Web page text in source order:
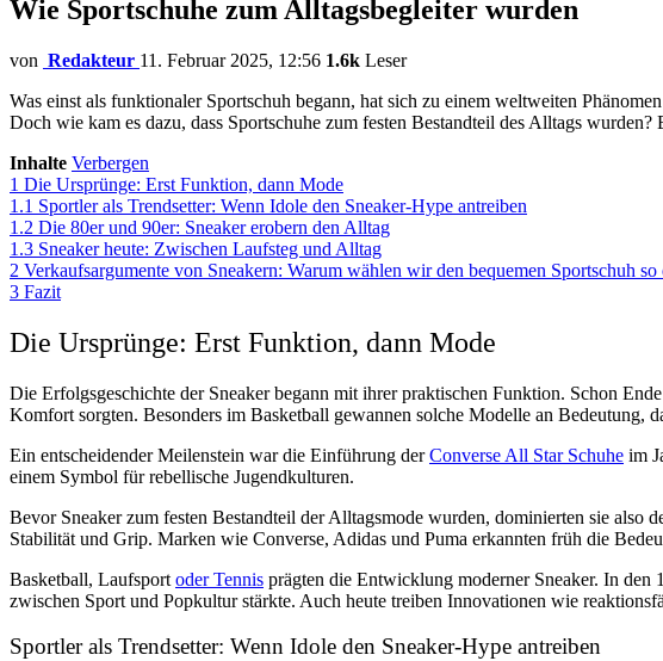
Wie Sportschuhe zum Alltagsbegleiter wurden
von Redakteur 11. Februar 2025, 12:56 1.6k Leser
Was einst als funktionaler Sportschuh begann, hat sich zu einem weltweiten
Doch wie kam es dazu, dass Sportschuhe zum festen Bestandteil des Alltags
Inhalte Verbergen
1 Die Ursprünge: Erst Funktion, dann Mode
1.1 Sportler als Trendsetter: Wenn Idole den Sneaker-Hype antreiben
1.2 Die 80er und 90er: Sneaker erobern den Alltag
1.3 Sneaker heute: Zwischen Laufsteg und Alltag
2 Verkaufsargumente von Sneakern: Warum wählen wir den bequemen Sportschuh so
3 Fazit
Die Ursprünge: Erst Funktion, dann Mode
Die Erfolgsgeschichte der Sneaker begann mit ihrer praktischen Funktion. Schon
Komfort sorgten. Besonders im Basketball gewannen solche Modelle an Bedeutung,
Ein entscheidender Meilenstein war die Einführung derConverse All Star Schuhe im
einem Symbol für rebellische Jugendkulturen.
Bevor Sneaker zum festen Bestandteil der Alltagsmode wurden, dominierten sie
Stabilität und Grip. Marken wie Converse, Adidas und Puma erkannten früh die
Basketball, Laufsport oder Tennis prägten die Entwicklung moderner Sneaker. In
zwischen Sport und Popkultur stärkte. Auch heute treiben Innovationen wie
Sportler als Trendsetter: Wenn Idole den Sneaker-Hype antreiben